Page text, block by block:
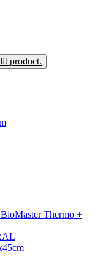
product.
Thermo +